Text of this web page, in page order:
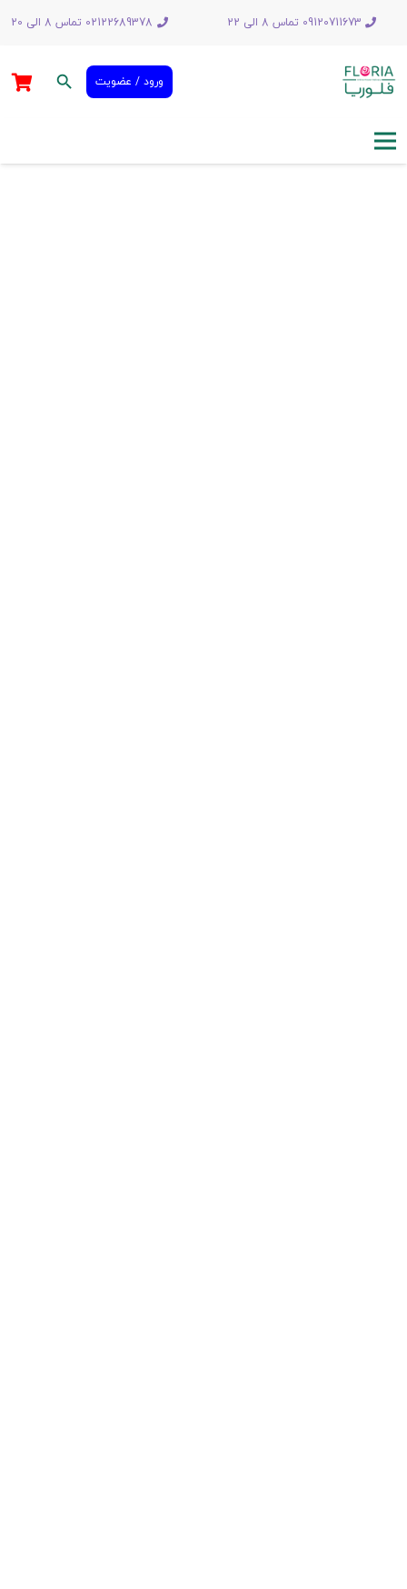
09120711673 تماس 8 الی 22 02122689378 تماس 8 الی 20
ورود / عضویت search